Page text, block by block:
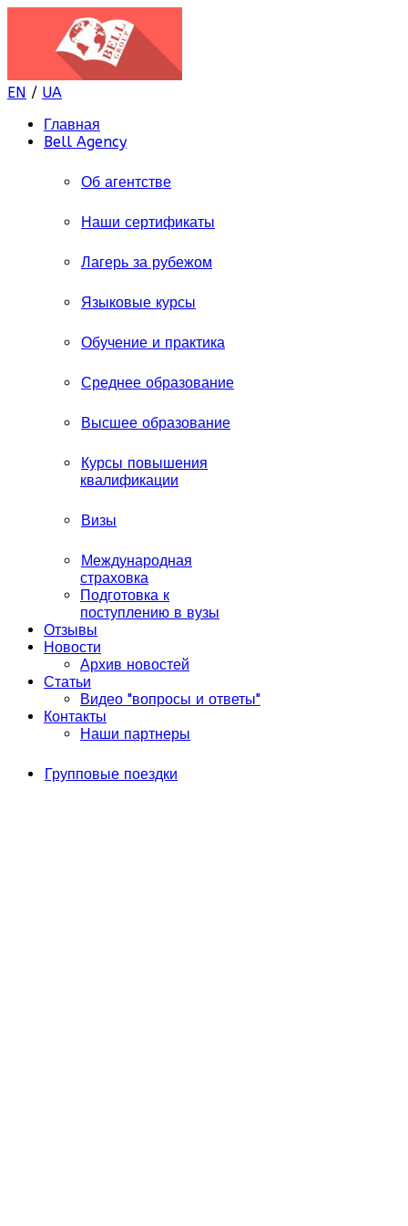
EN / UA
Главная
Bell Agency
Об агентстве
Наши сертификаты
Лагерь за рубежом
Языковые курсы
Обучение и практика
Среднее образование
Высшее образование
Курсы повышения
квалификации
Визы
Международная
страховка
Подготовка к
поступлению в вузы
Отзывы
Новости
Архив новостей
Статьи
Видео "вопросы и ответы"
Контакты
Наши партнеры
Групповые поездки